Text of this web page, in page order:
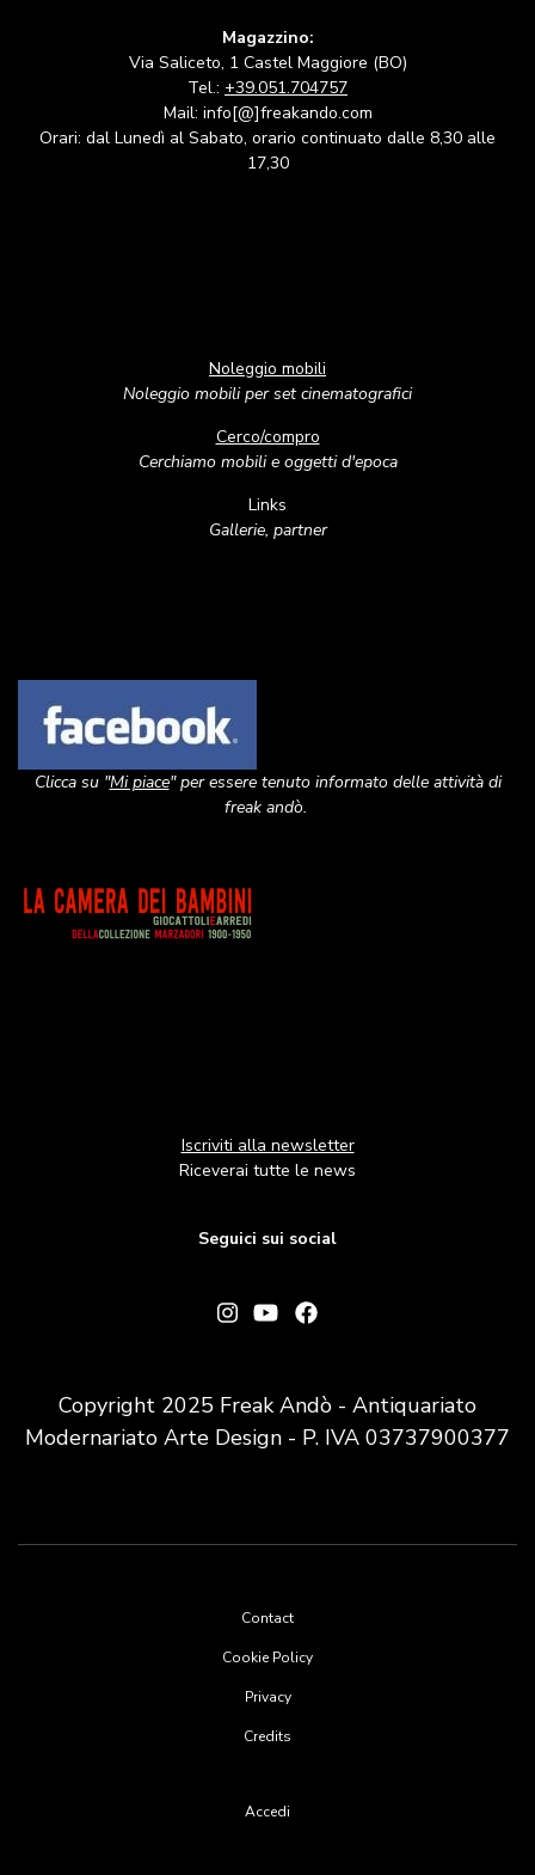
Magazzino:
Via Saliceto, 1 Castel Maggiore (BO)
Tel.: +39.051.704757
Mail: info[@]freakando.com
Orari: dal Lunedì al Sabato, orario continuato dalle 8,30 alle
17,30
Noleggio mobili
Noleggio mobili per set cinematografici
Cerco/compro
Cerchiamo mobili e oggetti d'epoca
Links
Gallerie, partner
Clicca su "Mi piace" per essere tenuto informato delle attività di
freak andò.
Image
Iscriviti alla newsletter
Riceverai tutte le news
Seguici sui social
Copyright 2025 Freak Andò - Antiquariato
Modernariato Arte Design - P. IVA 03737900377
Contact
Cookie Policy
Privacy
Credits
Accedi